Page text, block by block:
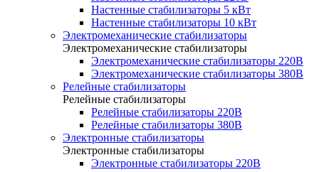
Настенные стабилизаторы 5 кВт
Настенные стабилизаторы 10 кВт
Электромеханические стабилизаторы
Электромеханические стабилизаторы
Электромеханические стабилизаторы 220В
Электромеханические стабилизаторы 380В
Релейные стабилизаторы
Релейные стабилизаторы
Релейные стабилизаторы 220В
Релейные стабилизаторы 380В
Электронные стабилизаторы
Электронные стабилизаторы
Электронные стабилизаторы 220В